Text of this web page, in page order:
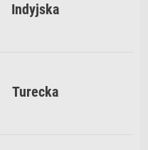
Indyjska
Turecka